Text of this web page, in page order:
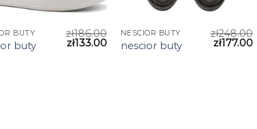
BUTY
buty
zł186.00
zł133.00
NESCIOR BUTY
nescior buty
zł248.00
zł177.00